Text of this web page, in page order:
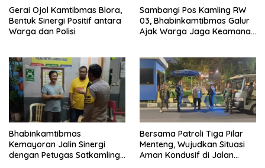
Gerai Ojol Kamtibmas Blora,
Bentuk Sinergi Positif antara
Warga dan Polisi
Sambangi Pos Kamling RW
03, Bhabinkamtibmas Galur
Ajak Warga Jaga Keamanan
Bhabinkamtibmas
Kemayoran Jalin Sinergi
dengan Petugas Satkamling
Bersama Patroli Tiga Pilar
Menteng, Wujudkan Situasi
Aman Kondusif di Jalan